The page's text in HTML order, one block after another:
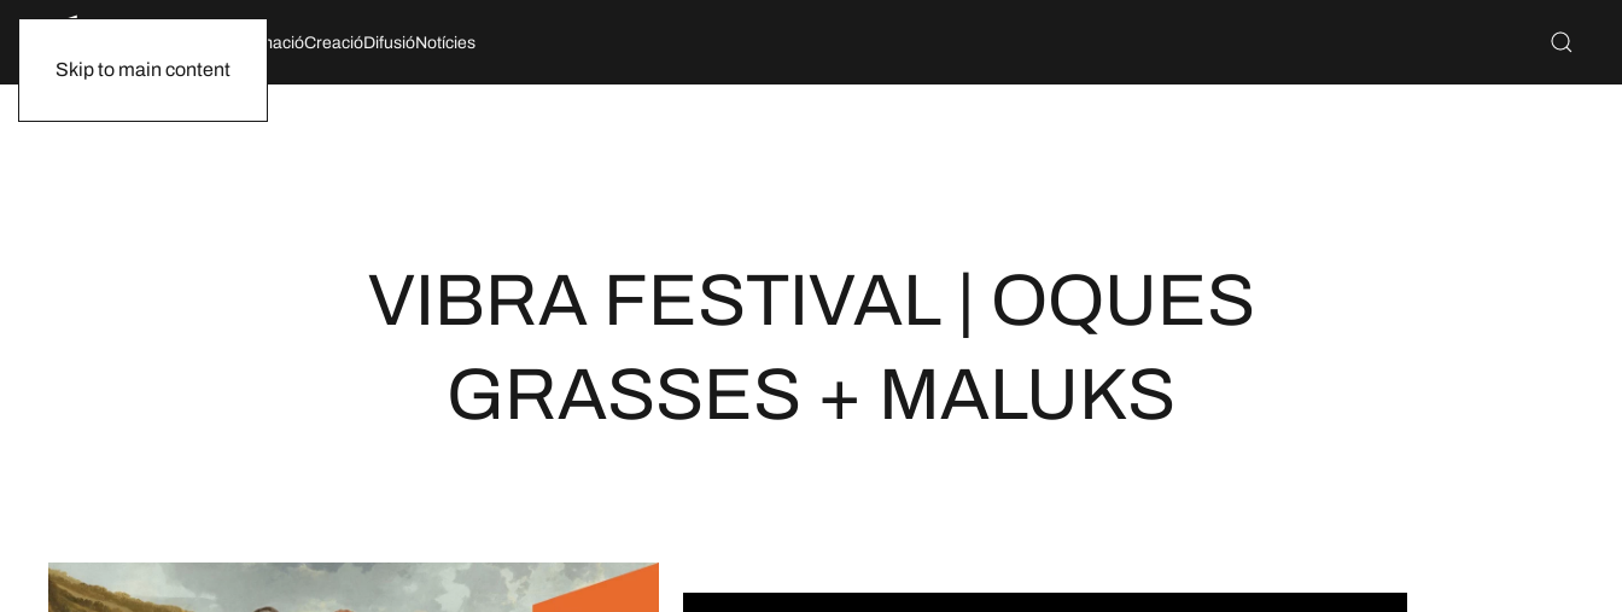
Skip to main content
FormacióCreacióDifusióNotícies
VIBRA FESTIVAL | OQUES
GRASSES + MALUKS